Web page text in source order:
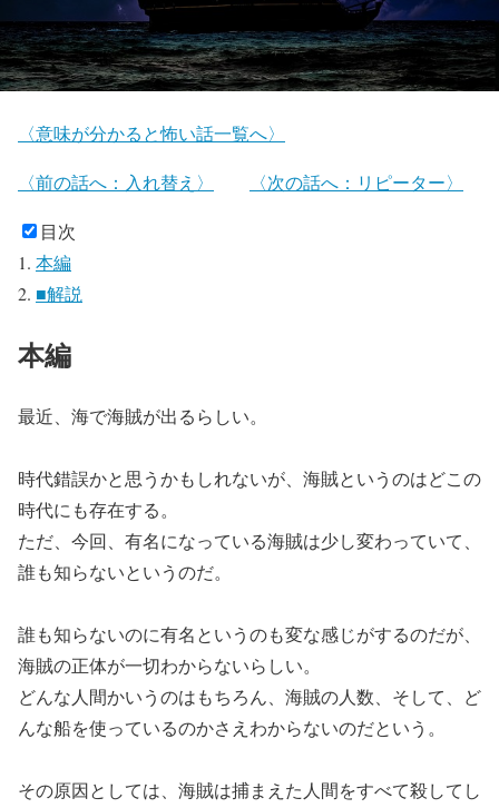
〈意味が分かると怖い話一覧へ〉
〈前の話へ：入れ替え〉 〈次の話へ：リピーター〉
目次
本編
■解説
本編
最近、海で海賊が出るらしい。
時代錯誤かと思うかもしれないが、海賊というのはどこの
時代にも存在する。
ただ、今回、有名になっている海賊は少し変わっていて、
誰も知らないというのだ。
誰も知らないのに有名というのも変な感じがするのだが、
海賊の正体が一切わからないらしい。
どんな人間かいうのはもちろん、海賊の人数、そして、ど
んな船を使っているのかさえわからないのだという。
その原因としては、海賊は捕まえた人間をすべて殺してし